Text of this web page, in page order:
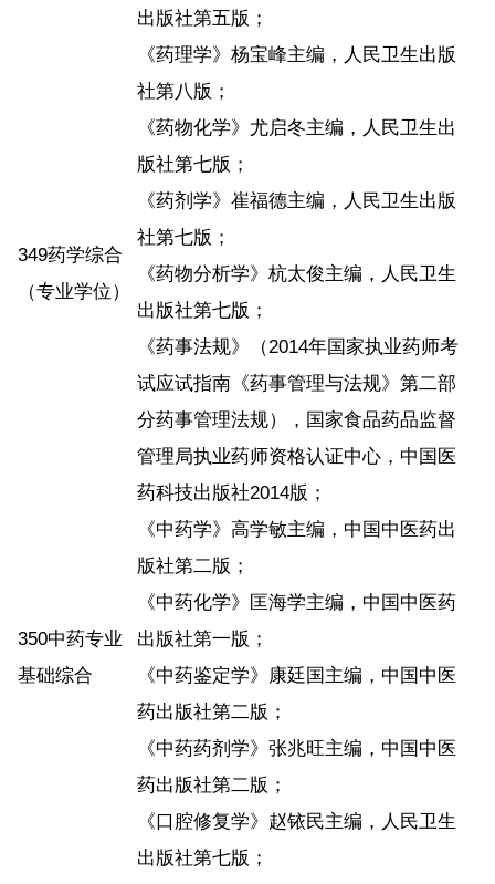
出版社第五版；
349药学综合
（专业学位）
《药理学》杨宝峰主编，人民卫生出版
社第八版；
《药物化学》尤启冬主编，人民卫生出
版社第七版；
《药剂学》崔福德主编，人民卫生出版
社第七版；
《药物分析学》杭太俊主编，人民卫生
出版社第七版；
《药事法规》（2014年国家执业药师考
试应试指南《药事管理与法规》第二部
分药事管理法规），国家食品药品监督
管理局执业药师资格认证中心，中国医
药科技出版社2014版；
350中药专业
基础综合
《中药学》高学敏主编，中国中医药出
版社第二版；
《中药化学》匡海学主编，中国中医药
出版社第一版；
《中药鉴定学》康廷国主编，中国中医
药出版社第二版；
《中药药剂学》张兆旺主编，中国中医
药出版社第二版；
《口腔修复学》赵铱民主编，人民卫生
出版社第七版；